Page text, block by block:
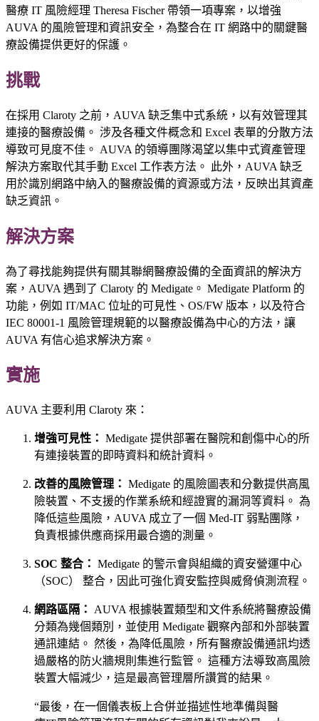
醫療 IT 風險經理 Theresa Fischer 帶領一項專案，以增強
AUVA 的風險管理和資訊安全，為整合在 IT 網路中的關鍵醫
療設備提供更好的保護。
挑戰
在採用 Claroty 之前，AUVA 缺乏集中式系統，以有效管理其
連接的醫療設備。 涉及各種文件概念和 Excel 表單的分散方法
導致可見度不佳。 AUVA 的領導團隊渴望以集中式資產管理
解決方案取代其手動 Excel 工作表方法。 此外，AUVA 缺乏
用於識別網路中納入的醫療設備的資源或方法，反映出其資產
缺乏資訊。
解決方案
為了尋找能夠提供有關其聯網醫療設備的全面資訊的解決方
案，AUVA 遇到了 Claroty 的 Medigate。 Medigate Platform 的
功能，例如 IT/MAC 位址的可見性、OS/FW 版本，以及符合
IEC 80001-1 風險管理規範的以醫療設備為中心的方法，讓
AUVA 有信心追求解決方案。
實施
AUVA 主要利用 Claroty 來：
增強可見性： Medigate 提供部署在醫院和創傷中心的所
有連接裝置的即時資料和統計資料。
改善的風險管理： Medigate 的風險圖表和分數提供高風
險裝置、不支援的作業系統和經證實的漏洞等資料。 為
降低這些風險，AUVA 成立了一個 Med-IT 弱點團隊，
負責根據供應商採用最合適的測量。
SOC 整合： Medigate 的警示會與組織的資安營運中心
（SOC） 整合，因此可強化資安監控與威脅偵測流程。
網路區隔：
AUVA 根據裝置類型和文件系統將醫療設備
分類為幾個類別，並使用 Medigate 觀察內部和外部裝置
通訊連結。 然後，為降低風險，所有醫療設備通訊均透
過嚴格的防火牆規則集進行監管。 這種方法導致高風險
裝置大幅減少，這是最高管理層所讚賞的結果。
“最後，在一個儀表板上合併並描述性地準備與醫